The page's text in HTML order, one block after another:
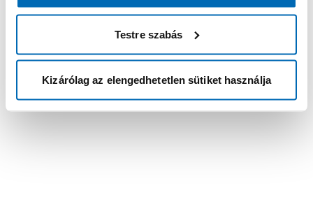
Testre szabás
Kizárólag az elengedhetetlen sütiket használja